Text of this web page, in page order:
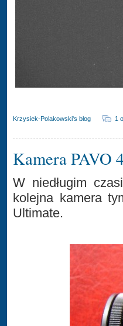
Krzysiek-Polakowski's blog 1
Kamera PAVO
W niedługim
kolejna kamera
Ultimate.